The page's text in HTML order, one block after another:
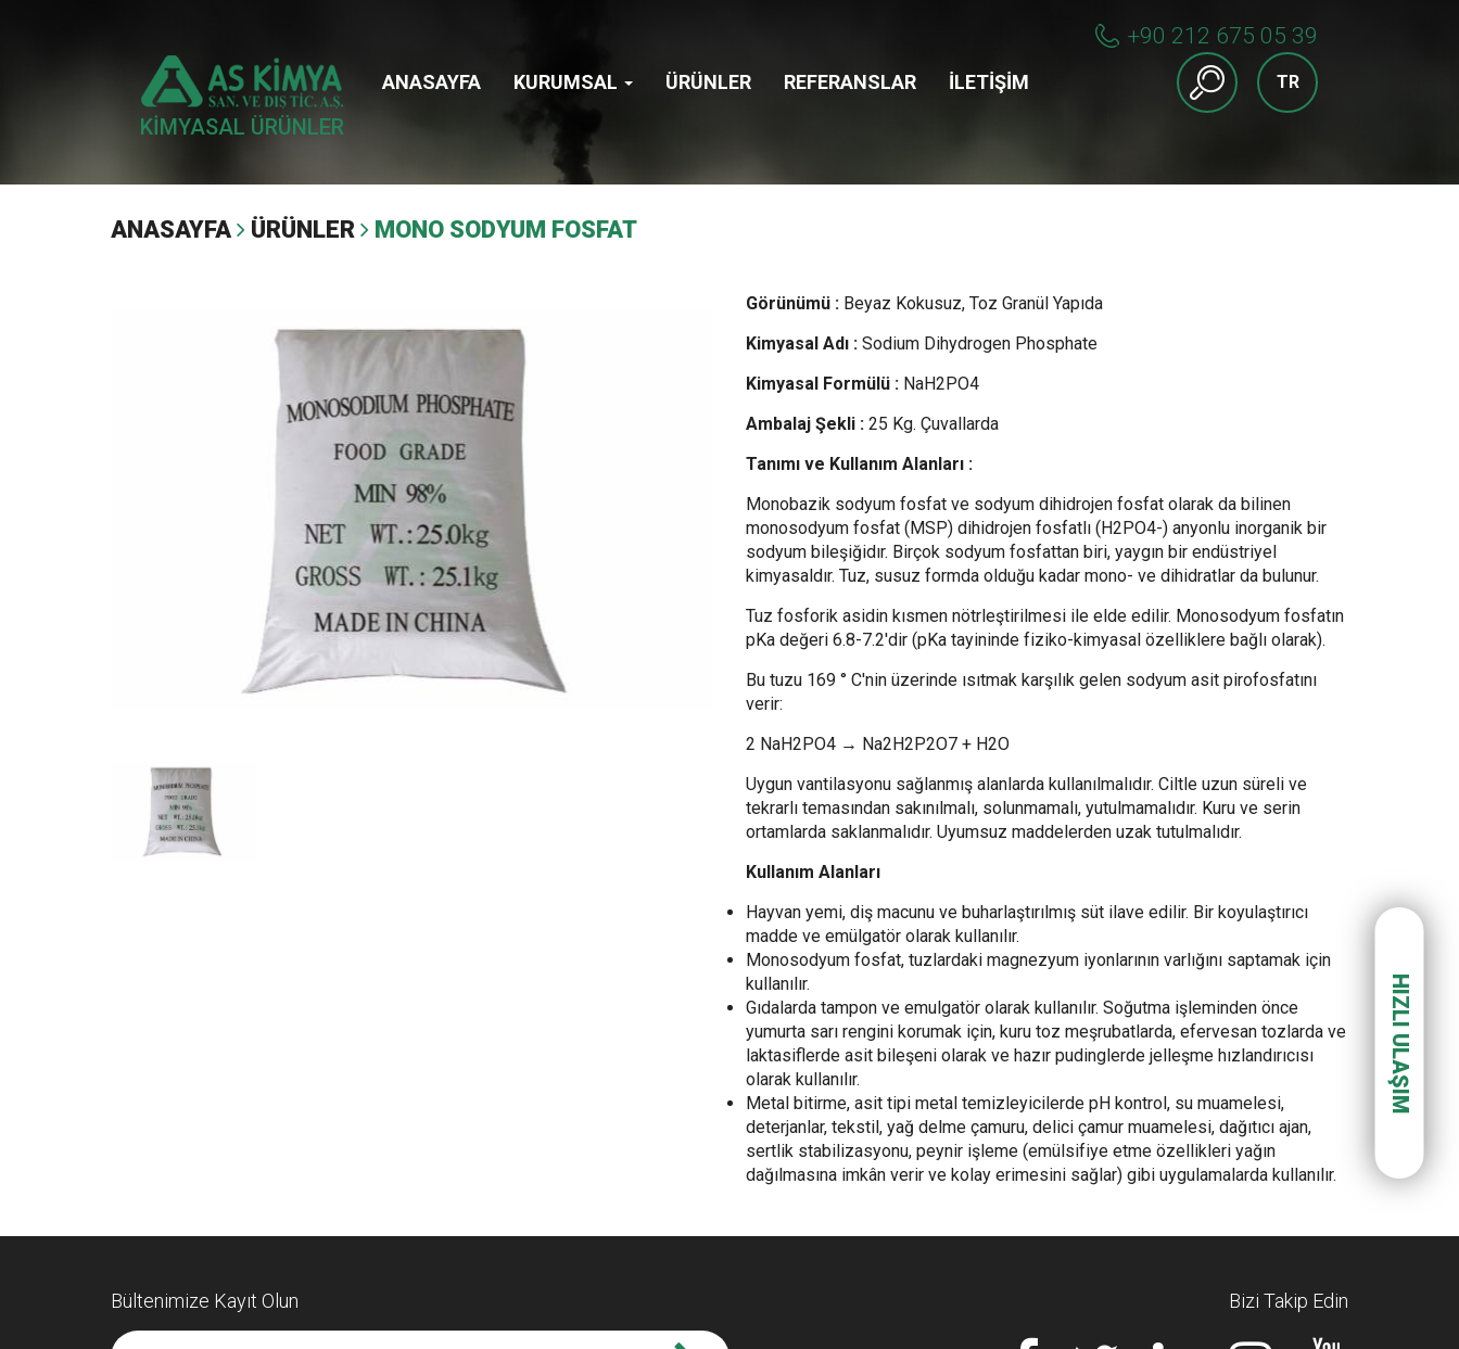
KİMYASAL ÜRÜNLER
ANASAYFA KURUMSAL ÜRÜNLER REFERANSLAR İLETIŞIM
+90 212 675 05 39
TR
ANASAYFA ÜRÜNLER MONO SODYUM FOSFAT
Görünümü : Beyaz Kokusuz, Toz Granül Yapıda
Kimyasal Adı : Sodium Dihydrogen Phosphate
Kimyasal Formülü : NaH2PO4
Ambalaj Şekli : 25 Kg. Çuvallarda
Tanımı ve Kullanım Alanları :
Monobazik sodyum fosfat ve sodyum dihidrojen fosfat olarak da bilinen
monosodyum fosfat (MSP) dihidrojen fosfatlı (H2PO4-) anyonlu inorganik bir
sodyum bileşiğidır. Birçok sodyum fosfattan biri, yaygın bir endüstriyel
kimyasaldır. Tuz, susuz formda olduğu kadar mono- ve dihidratlar da bulunur.
Tuz fosforik asidin kısmen nötrleştirilmesi ile elde edilir. Monosodyum fosfatın
pKa değeri 6.8-7.2'dir (pKa tayininde fiziko-kimyasal özelliklere bağlı olarak).
Bu tuzu 169 ° C'nin üzerinde ısıtmak karşılık gelen sodyum asit pirofosfatını
verir:
2 NaH2PO4 → Na2H2P2O7 + H2O
Uygun vantilasyonu sağlanmış alanlarda kullanılmalıdır. Ciltle uzun süreli ve
tekrarlı temasından sakınılmalı, solunmamalı, yutulmamalıdır. Kuru ve serin
ortamlarda saklanmalıdır. Uyumsuz maddelerden uzak tutulmalıdır.
Kullanım Alanları
Hayvan yemi, diş macunu ve buharlaştırılmış süt ilave edilir. Bir koyulaştırıcı
madde ve emülgatör olarak kullanılır.
Monosodyum fosfat, tuzlardaki magnezyum iyonlarının varlığını saptamak için
kullanılır.
Gıdalarda tampon ve emulgatör olarak kullanılır. Soğutma işleminden önce
yumurta sarı rengini korumak için, kuru toz meşrubatlarda, efervesan tozlarda ve
laktasiflerde asit bileşeni olarak ve hazır pudinglerde jelleşme hızlandırıcısı
olarak kullanılır.
Metal bitirme, asit tipi metal temizleyicilerde pH kontrol, su muamelesi,
deterjanlar, tekstil, yağ delme çamuru, delici çamur muamelesi, dağıtıcı ajan,
sertlik stabilizasyonu, peynir işleme (emülsifiye etme özellikleri yağın
dağılmasına imkân verir ve kolay erimesini sağlar) gibi uygulamalarda kullanılır.
HIZLI ULAŞIM
Bültenimize Kayıt Olun Bizi Takip Edin